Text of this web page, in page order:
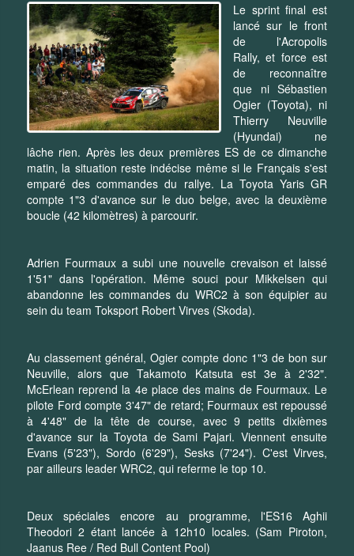
Le sprint final est
lancé sur le front
de l'Acropolis
Rally, et force est
de reconnaître
que ni Sébastien
Ogier (Toyota), ni
Thierry Neuville
(Hyundai) ne
lâche rien. Après les deux premières ES de ce dimanche
matin, la situation reste indécise même si le Français s'est
emparé des commandes du rallye. La Toyota Yaris GR
compte 1"3 d'avance sur le duo belge, avec la deuxième
boucle (42 kilomètres) à parcourir.
Adrien Fourmaux a subi une nouvelle crevaison et laissé
1'51" dans l'opération. Même souci pour Mikkelsen qui
abandonne les commandes du WRC2 à son équipier au
sein du team Toksport Robert Virves (Skoda).
Au classement général, Ogier compte donc 1"3 de bon sur
Neuville, alors que Takamoto Katsuta est 3e à 2'32".
McErlean reprend la 4e place des mains de Fourmaux. Le
pilote Ford compte 3'47" de retard; Fourmaux est repoussé
à 4'48" de la tête de course, avec 9 petits dixièmes
d'avance sur la Toyota de Sami Pajari. Viennent ensuite
Evans (5'23"), Sordo (6'29"), Sesks (7'24"). C'est Virves,
par ailleurs leader WRC2, qui referme le top 10.
Deux spéciales encore au programme, l'ES16 Aghii
Theodori 2 étant lancée à 12h10 locales. (Sam Piroton,
Jaanus Ree / Red Bull Content Pool)